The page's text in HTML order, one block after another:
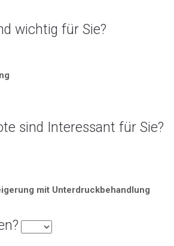
wichtig für Sie?
sind Interessant für Sie?
mit Unterdruckbehandlung